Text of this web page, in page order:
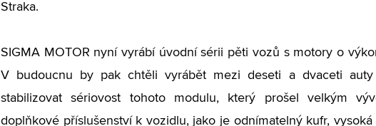
Straka.
SIGMA MOTOR nyní vyrábí úvodní sérii pěti vozů s motory o
V budoucnu by pak chtěli vyrábět mezi deseti a dvaceti
stabilizovat sériovost tohoto modulu, který prošel velkým
doplňkové příslušenství k vozidlu, jako je odnímatelný kufr,